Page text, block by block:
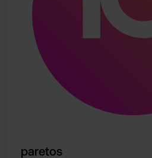
paretos